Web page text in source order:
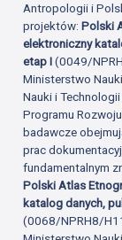
Antropologii i
projektów:Polski
elektroniczny
etap I(0049/
Ministerstwo
Nauki i
Programu
badawcze
prac
fundamentalnym
Polski Atlas
katalog danych,
(0068/NPRH8/